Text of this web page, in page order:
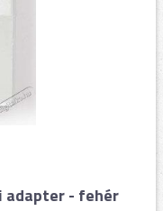
adapter - fehér